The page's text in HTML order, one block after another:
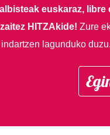
albisteak euskaraz, libre
HITZAkide! Zure
lagunduko duzu.